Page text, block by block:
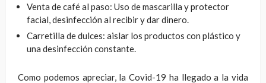
Venta de café al paso: Uso de mascarilla y protector
facial, desinfección al recibir y dar dinero.
Carretilla de dulces: aislar los productos con plástico y
una desinfección constante.
Como podemos apreciar, la Covid-19 ha llegado a la vida